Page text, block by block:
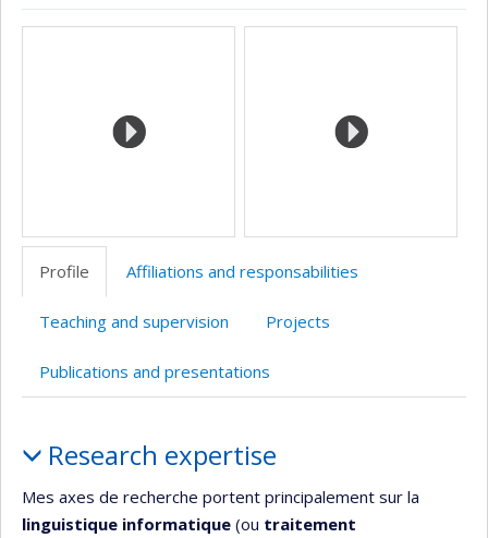
Page CV LinkedInAutre
Media
Profile Affiliations and responsabilities
Teaching and supervision Projects
Publications and presentations
Research expertise
Mes axes de recherche portent principalement sur la
linguistique informatique (ou traitement